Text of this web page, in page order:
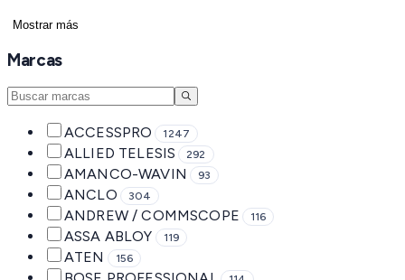
Mostrar más
Marcas
ACCESSPRO 1247
ALLIED TELESIS 292
AMANCO-WAVIN 93
ANCLO 304
ANDREW / COMMSCOPE 116
ASSA ABLOY 119
ATEN 156